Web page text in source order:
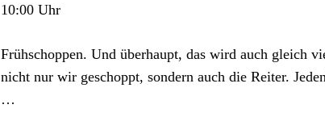
10:00 Uhr
Frühschoppen. Und überhaupt, das wird auch gleich
nicht nur wir geschoppt, sondern auch die Reiter.
…